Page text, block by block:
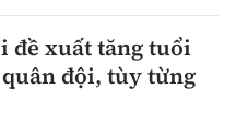
đề xuất tăng tuổi
đội, tùy từng